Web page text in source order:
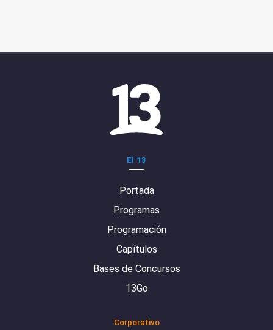
El 13
Portada
Programas
Programación
Capítulos
Bases de Concursos
13Go
Corporativo